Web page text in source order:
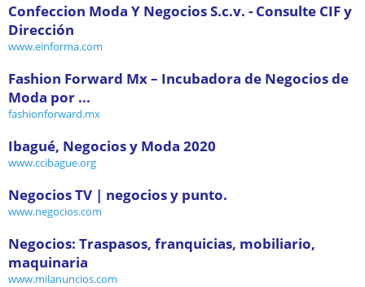
Confeccion Moda Y Negocios S.c.v. - Consulte CIF y
Dirección
www.einforma.com
Fashion Forward Mx – Incubadora de Negocios de
Moda por ...
fashionforward.mx
Ibagué, Negocios y Moda 2020
www.ccibague.org
Negocios TV | negocios y punto.
www.negocios.com
Negocios: Traspasos, franquicias, mobiliario,
maquinaria
www.milanuncios.com